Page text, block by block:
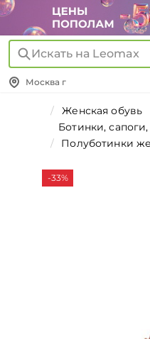
Искать на Leomax
Москва г
Женская обувь
Ботинки,
Полуботинки
-33%